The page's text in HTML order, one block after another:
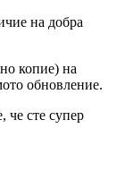
на добра
копие) на
обновление.
че сте супер